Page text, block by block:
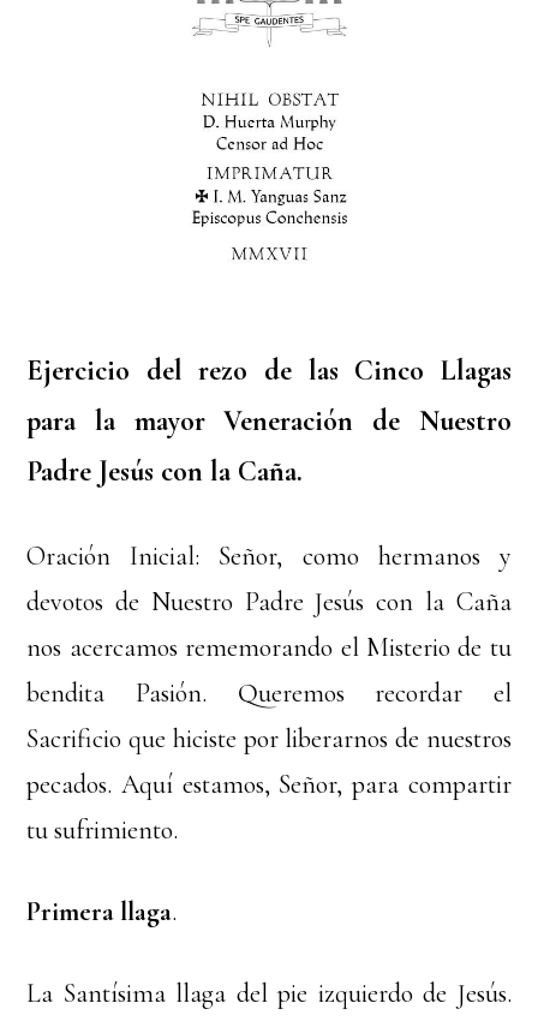
Ejercicio del rezo de las Cinco Llagas
para la mayor Veneración de Nuestro
Padre Jesús con la Caña.
Oración Inicial: Señor, como hermanos y
devotos de Nuestro Padre Jesús con la Caña
nos acercamos rememorando el Misterio de tu
bendita Pasión. Queremos recordar el
Sacrificio que hiciste por liberarnos de nuestros
pecados. Aquí estamos, Señor, para compartir
tu sufrimiento.
Primera llaga.
La Santísima llaga del pie izquierdo de Jesús.